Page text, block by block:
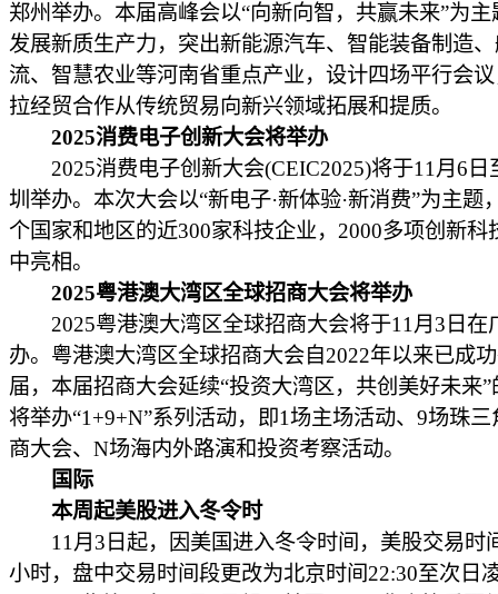
郑州举办。本届高峰会以“向新向智，共赢未来”为主
发展新质生产力，突出新能源汽车、智能装备制造
流、智慧农业等河南省重点产业，设计四场平行会
拉经贸合作从传统贸易向新兴领域拓展和提质。
2025消费电子创新大会将举办
2025消费电子创新大会(CEIC2025)将于11月6日
圳举办。本次大会以“新电子·新体验·新消费”为主题
个国家和地区的近300家科技企业，2000多项创新科
中亮相。
2025粤港澳大湾区全球招商大会将举办
2025粤港澳大湾区全球招商大会将于11月3日在
办。粤港澳大湾区全球招商大会自2022年以来已成
届，本届招商大会延续“投资大湾区，共创美好未来”
将举办“1+9+N”系列活动，即1场主场活动、9场珠
商大会、N场海内外路演和投资考察活动。
国际
本周起美股进入冬令时
11月3日起，因美国进入冬令时间，美股交易时
小时，盘中交易时间段更改为北京时间22:30至次日